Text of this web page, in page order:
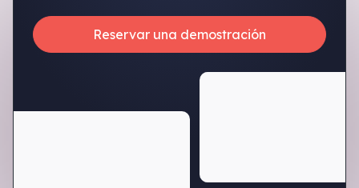
Reservar una demostración